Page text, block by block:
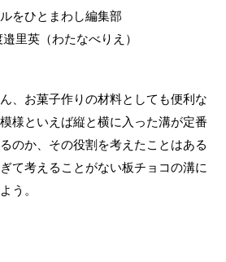
をひとまわし編集部
里英（わたなべりえ）
、お菓子作りの材料としても便利な
様といえば縦と横に入った溝が定番
のか、その役割を考えたことはある
て考えることがない板チョコの溝に
う。